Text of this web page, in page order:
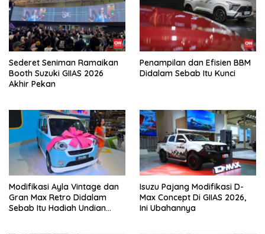
Sederet Seniman Ramaikan
Booth Suzuki GIIAS 2026
Akhir Pekan
Penampilan dan Efisien BBM
Didalam Sebab Itu Kunci
Modifikasi Ayla Vintage dan
Gran Max Retro Didalam
Sebab Itu Hadiah Undian
Isuzu Pajang Modifikasi D-
Max Concept Di GIIAS 2026,
Ini Ubahannya